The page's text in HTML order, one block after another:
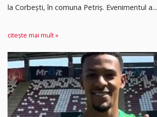
la Corbești, în comuna Petriș. Evenimentul a...
citește mai mult »